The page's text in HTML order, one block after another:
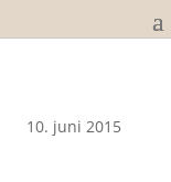
10. juni 2015